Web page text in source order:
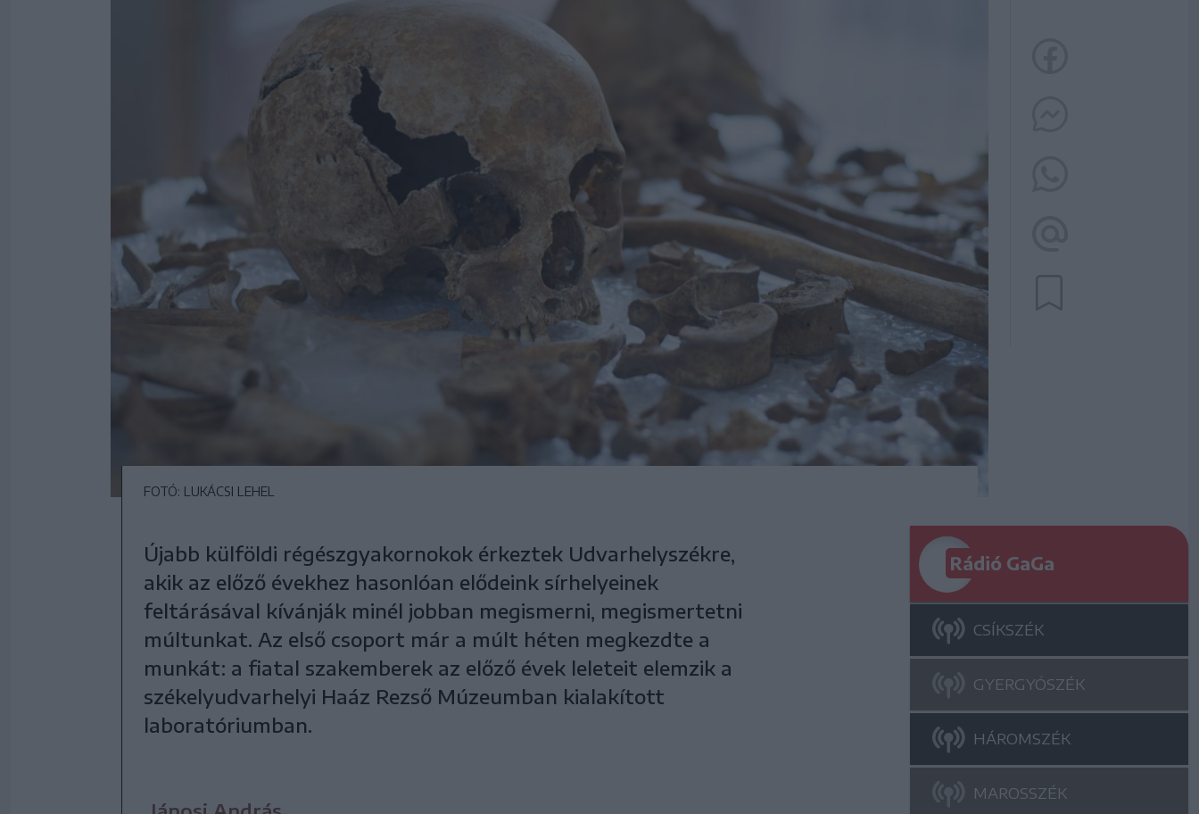
FOTÓ: LUKÁCSI LEHEL
Újabb külföldi régészgyakornokok érkeztek Udvarhelyszékre,
akik az előző évekhez hasonlóan elődeink sírhelyeinek
feltárásával kívánják minél jobban megismerni, megismertetni
múltunkat. Az első csoport már a múlt héten megkezdte a
munkát: a fiatal szakemberek az előző évek leleteit elemzik a
székelyudvarhelyi Haáz Rezső Múzeumban kialakított
laboratóriumban.
Rádió GaGa
CSÍKSZÉK
GYERGYÓSZÉK
HÁROMSZÉK
MAROSSZÉK